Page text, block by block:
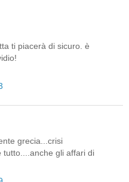
ti piacerà di sicuro. è
grecia...crisi
tutto....anche gli affari di